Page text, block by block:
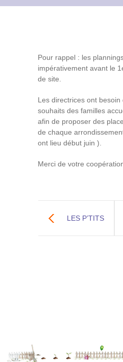
Pour rappel : les
impérativement avant le
de site.
Les directrices ont
souhaits des familles
afin de proposer des
de chaque
ont lieu début juin ).
Merci de votre
LES P’TITS